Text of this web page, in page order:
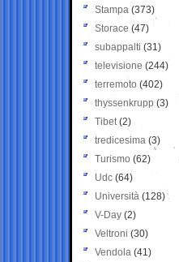
Stampa (373)
Storace (47)
subappalti (31)
televisione(244)
terremoto (402)
thyssenkrupp (3)
Tibet(2)
tredicesima (3)
Turismo (62)
Udc (64)
Università (128)
V-Day (2)
Veltroni (30)
Vendola (41)